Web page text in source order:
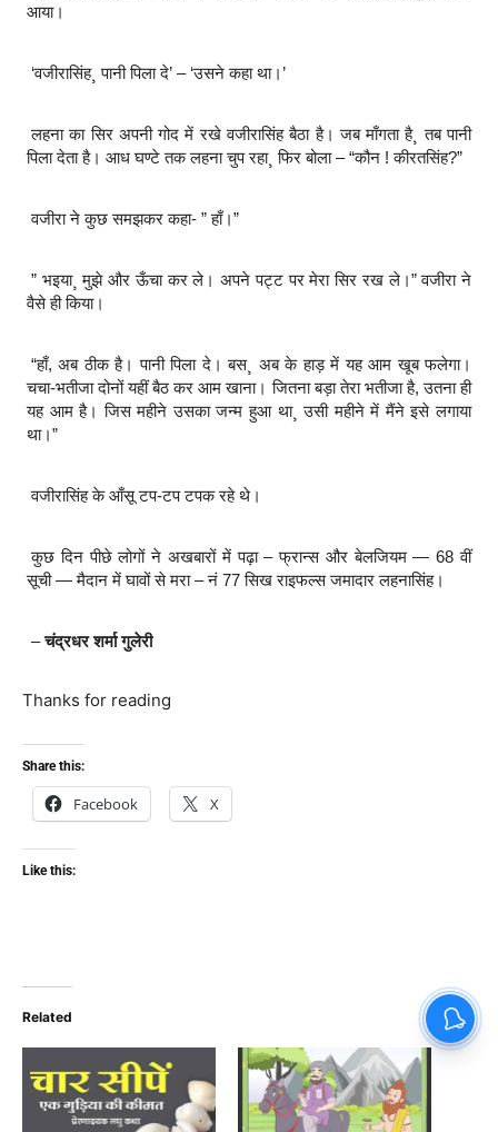
आया।
‘वजीरासिंह¸ पानी पिला दे’ – ‘उसने कहा था।’
लहना का सिर अपनी गोद में रखे वजीरासिंह बैठा है। जब माँगता है¸ तब पानी
पिला देता है। आध घण्टे तक लहना चुप रहा¸ फिर बोला – “कौन ! कीरतसिंह?”
वजीरा ने कुछ समझकर कहा- ” हाँ।”
” भइया¸ मुझे और ऊँचा कर ले। अपने पट्ट पर मेरा सिर रख ले।” वजीरा ने
वैसे ही किया।
“हाँ, अब ठीक है। पानी पिला दे। बस¸ अब के हाड़ में यह आम खूब फलेगा।
चचा-भतीजा दोनों यहीं बैठ कर आम खाना। जितना बड़ा तेरा भतीजा है, उतना ही
यह आम है। जिस महीने उसका जन्म हुआ था¸ उसी महीने में मैंने इसे लगाया
था।”
वजीरासिंह के आँसू टप-टप टपक रहे थे।
कुछ दिन पीछे लोगों ने अखबारों में पढ़ा – फ्रान्स और बेलजियम — 68 वीं
सूची — मैदान में घावों से मरा – नं 77 सिख राइफल्स जमादार लहनासिंह।
–चंद्रधर शर्मा गुलेरी
Thanks for reading
Share this:
Facebook X
Like this:
Related